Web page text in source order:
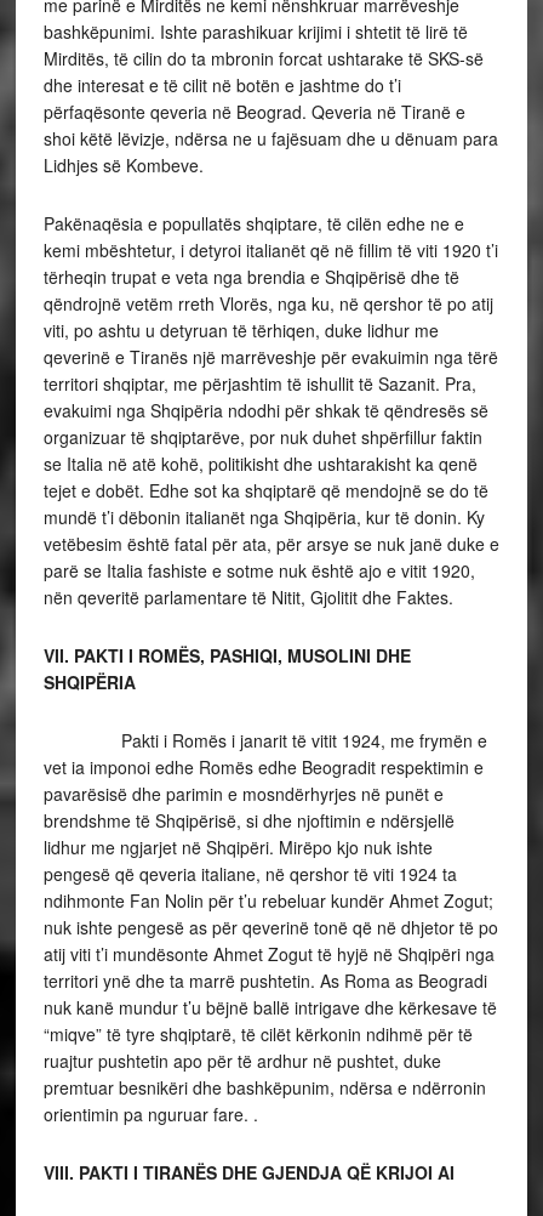
bashkëpunimi. Ishte parashikuar krijimi i shtetit të lirë të
Mirditës, të cilin do ta mbronin forcat ushtarake të SKS-së
dhe interesat e të cilit në botën e jashtme do t’i
përfaqësonte qeveria në Beograd. Qeveria në Tiranë e
shoi këtë lëvizje, ndërsa ne u fajësuam dhe u dënuam para
Lidhjes së Kombeve.
Pakënaqësia e popullatës shqiptare, të cilën edhe ne e
kemi mbështetur, i detyroi italianët që në fillim të viti 1920 t’i
tërheqin trupat e veta nga brendia e Shqipërisë dhe të
qëndrojnë vetëm rreth Vlorës, nga ku, në qershor të po atij
viti, po ashtu u detyruan të tërhiqen, duke lidhur me
qeverinë e Tiranës një marrëveshje për evakuimin nga tërë
territori shqiptar, me përjashtim të ishullit të Sazanit. Pra,
evakuimi nga Shqipëria ndodhi për shkak të qëndresës së
organizuar të shqiptarëve, por nuk duhet shpërfillur faktin
se Italia në atë kohë, politikisht dhe ushtarakisht ka qenë
tejet e dobët. Edhe sot ka shqiptarë që mendojnë se do të
mundë t’i dëbonin italianët nga Shqipëria, kur të donin. Ky
vetëbesim është fatal për ata, për arsye se nuk janë duke e
parë se Italia fashiste e sotme nuk është ajo e vitit 1920,
nën qeveritë parlamentare të Nitit, Gjolitit dhe Faktes.
VII. PAKTI I ROMËS, PASHIQI, MUSOLINI DHE
SHQIPËRIA
Pakti i Romës i janarit të vitit 1924, me frymën e
vet ia imponoi edhe Romës edhe Beogradit respektimin e
pavarësisë dhe parimin e mosndërhyrjes në punët e
brendshme të Shqipërisë, si dhe njoftimin e ndërsjellë
lidhur me ngjarjet në Shqipëri. Mirëpo kjo nuk ishte
pengesë që qeveria italiane, në qershor të viti 1924 ta
ndihmonte Fan Nolin për t’u rebeluar kundër Ahmet Zogut;
nuk ishte pengesë as për qeverinë tonë që në dhjetor të po
atij viti t’i mundësonte Ahmet Zogut të hyjë në Shqipëri nga
territori ynë dhe ta marrë pushtetin. As Roma as Beogradi
nuk kanë mundur t’u bëjnë ballë intrigave dhe kërkesave të
“miqve” të tyre shqiptarë, të cilët kërkonin ndihmë për të
ruajtur pushtetin apo për të ardhur në pushtet, duke
premtuar besnikëri dhe bashkëpunim, ndërsa e ndërronin
orientimin pa nguruar fare. .
VIII. PAKTI I TIRANËS DHE GJENDJA QË KRIJOI AI